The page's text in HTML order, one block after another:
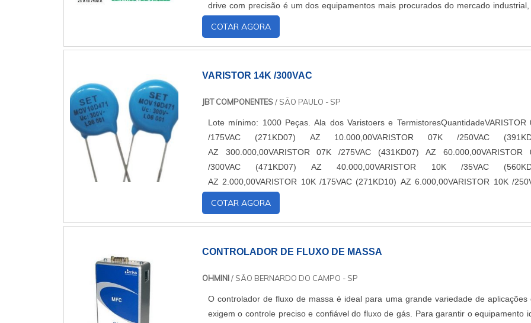
drive com precisão é um dos equipamentos mais procurados do mercado industrial,
causa das diferentes aplicações....
COTAR AGORA
VARISTOR 14K /300VAC
JBT COMPONENTES/ SÃO PAULO - SP
Lote mínimo: 1000 Peças. Ala dos Varistoers e TermistoresQuantidadeVARISTOR
/175VAC (271KD07) AZ 10.000,00VARISTOR 07K /250VAC
AZ 300.000,00VARISTOR 07K /275VAC (431KD07) AZ 60.000,00VARISTOR
/300VAC (471KD07) AZ 40.000,00VARISTOR 10K /35VAC
AZ 2.000,00VARISTOR 10K /175VAC (271KD10) AZ 6.000,00VARISTOR 10K /
(391KD10) AZ 150.000,00VARISTOR 10K /275VAC (431KD10) AZ
10K /300VAC (471KD10) AZ 100....
COTAR AGORA
CONTROLADOR DE FLUXO DE MASSA
OHMINI/ SÃO BERNARDO DO CAMPO - SP
O controlador de fluxo de massa é ideal para uma grande variedade de aplicações
exigem o controle preciso e confiável do fluxo de gás. Para garantir o equipamento